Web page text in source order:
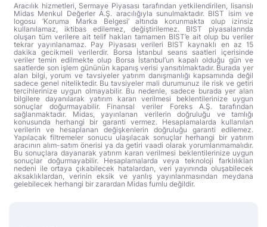
Aracılık hizmetleri, Sermaye Piyasası tarafından yetkilendirilen, lisanslı
Midas Menkul Değerler A.Ş. aracılığıyla sunulmaktadır. BIST isim ve
logosu ‘Koruma Marka Belgesi’ altında korunmakta olup izinsiz
kullanılamaz, iktibas edilemez, değiştirilemez. BIST piyasalarında
oluşan tüm verilere ait telif hakları tamamen BIST’e ait olup bu veriler
tekrar yayınlanamaz. Pay Piyasası verileri BIST kaynaklı en az 15
dakika gecikmeli verilerdir. Borsa İstanbul seans saatleri içerisinde
veriler temin edilmekte olup Borsa İstanbul’un kapalı olduğu gün ve
saatlerde son işlem gününün kapanış verisi yansıtılmaktadır. Burada yer
alan bilgi, yorum ve tavsiyeler yatırım danışmanlığı kapsamında değil
sadece genel niteliktedir. Bu tavsiyeler mali durumunuz ile risk ve getiri
tercihlerinize uygun olmayabilir. Bu nedenle, sadece burada yer alan
bilgilere dayanılarak yatırım kararı verilmesi beklentilerinize uygun
sonuçlar doğurmayabilir. Finansal veriler Foreks A.Ş. tarafından
sağlanmaktadır. Midas, yayınlanan verilerin doğruluğu ve tamlığı
konusunda herhangi bir garanti vermez. Hesaplamalarda kullanılan
verilerin ve hesaplanan değişkenlerin doğruluğu garanti edilemez.
Yapılacak filtremeler sonucu ulaşılacak sonuçlar herhangi bir yatırım
aracının alım-satım önerisi ya da getiri vaadi olarak yorumlanmamalıdır.
Bu sonuçlara dayanarak yatırım kararı verilmesi beklentilerinize uygun
sonuçlar doğurmayabilir. Hesaplamalarda veya teknoloji farklılıkları
nedeni ile ortaya çıkabilecek hatalardan, veri yayınında oluşabilecek
aksaklıklardan, verinin eksik ve yanlış yayınlanmasından meydana
gelebilecek herhangi bir zarardan Midas fumlu değildir.